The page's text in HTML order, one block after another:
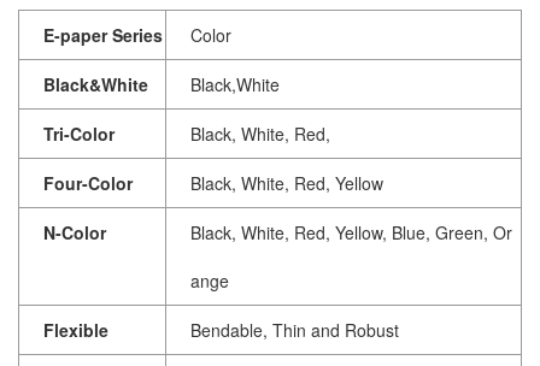
E-paper Series Color
Black&White Black,White
Tri-Color Black, White, Red,
Four-Color Black, White, Red, Yellow
N-Color
Black, White, Red, Yellow, Blue, Green, Or
ange
Flexible Bendable, Thin and Robust